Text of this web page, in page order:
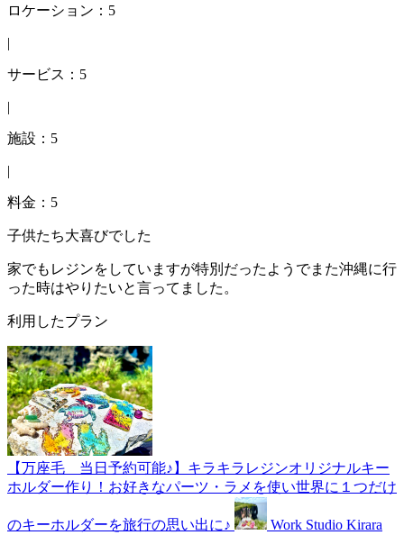
ロケーション：5
|
サービス：5
|
施設：5
|
料金：5
子供たち大喜びでした
家でもレジンをしていますが特別だったようでまた沖縄に行
った時はやりたいと言ってました。
利用したプラン
【万座毛 当日予約可能♪】キラキラレジンオリジナルキー
ホルダー作り！お好きなパーツ・ラメを使い世界に１つだけ
のキーホルダーを旅行の思い出に♪ Work Studio Kirara